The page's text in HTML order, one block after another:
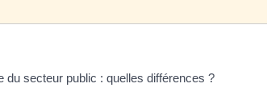
du secteur public : quelles différences ?